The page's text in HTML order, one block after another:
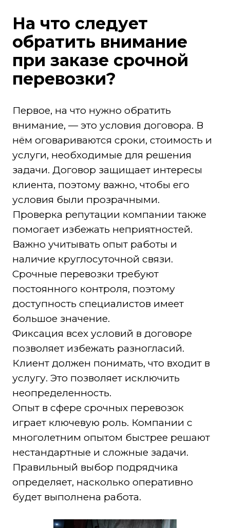
На что следует
обратить внимание
при заказе срочной
перевозки?
Первое, на что нужно обратить
внимание, — это условия договора. В
нём оговариваются сроки, стоимость и
услуги, необходимые для решения
задачи. Договор защищает интересы
клиента, поэтому важно, чтобы его
условия были прозрачными.
Проверка репутации компании также
помогает избежать неприятностей.
Важно учитывать опыт работы и
наличие круглосуточной связи.
Срочные перевозки требуют
постоянного контроля, поэтому
доступность специалистов имеет
большое значение.
Фиксация всех условий в договоре
позволяет избежать разногласий.
Клиент должен понимать, что входит в
услугу. Это позволяет исключить
неопределенность.
Опыт в сфере срочных перевозок
играет ключевую роль. Компании с
многолетним опытом быстрее решают
нестандартные и сложные задачи.
Правильный выбор подрядчика
определяет, насколько оперативно
будет выполнена работа.